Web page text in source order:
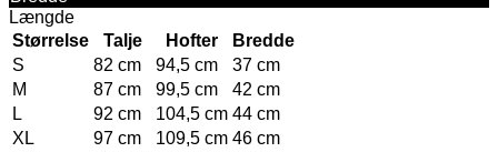
Længde
Størrelse
Talje Hofter
Bredde
S
82 cm 94,5 cm
37 cm
M
87 cm 99,5 cm
42 cm
L
92 cm 104,5 cm 44 cm
XL
97 cm 109,5 cm 46 cm